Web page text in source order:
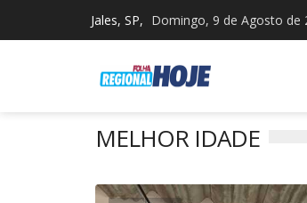
Jales, SP, Domingo, 9 de Agosto de
MELHOR IDADE